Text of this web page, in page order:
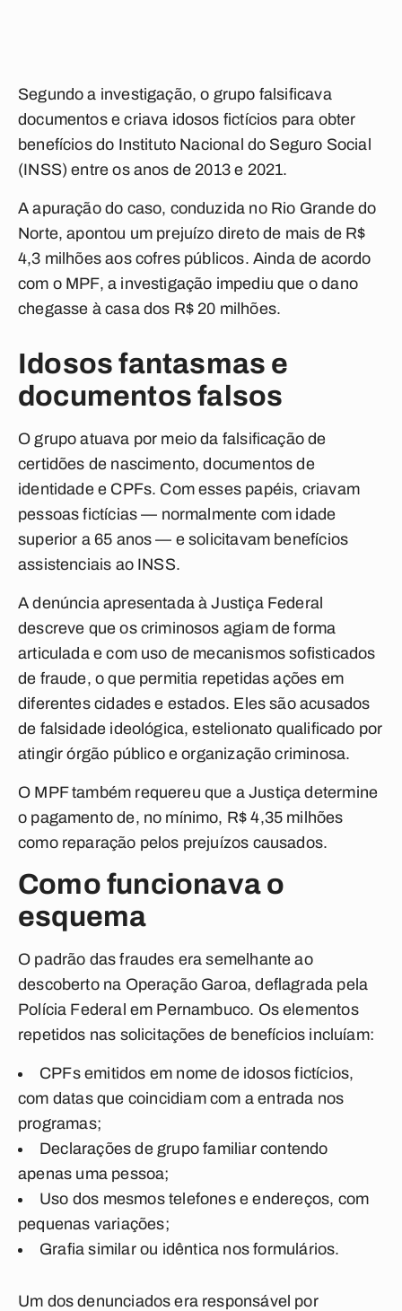
Segundo a investigação, o grupo falsificava
documentos e criava idosos fictícios para obter
benefícios do Instituto Nacional do Seguro Social
(INSS) entre os anos de 2013 e 2021.
A apuração do caso, conduzida no Rio Grande do
Norte, apontou um prejuízo direto de mais de R$
4,3 milhões aos cofres públicos. Ainda de acordo
com o MPF, a investigação impediu que o dano
chegasse à casa dos R$ 20 milhões.
Idosos fantasmas e
documentos falsos
O grupo atuava por meio da falsificação de
certidões de nascimento, documentos de
identidade e CPFs. Com esses papéis, criavam
pessoas fictícias — normalmente com idade
superior a 65 anos — e solicitavam benefícios
assistenciais ao INSS.
A denúncia apresentada à Justiça Federal
descreve que os criminosos agiam de forma
articulada e com uso de mecanismos sofisticados
de fraude, o que permitia repetidas ações em
diferentes cidades e estados. Eles são acusados
de falsidade ideológica, estelionato qualificado por
atingir órgão público e organização criminosa.
O MPF também requereu que a Justiça determine
o pagamento de, no mínimo, R$ 4,35 milhões
como reparação pelos prejuízos causados.
Como funcionava o
esquema
O padrão das fraudes era semelhante ao
descoberto na Operação Garoa, deflagrada pela
Polícia Federal em Pernambuco. Os elementos
repetidos nas solicitações de benefícios incluíam:
CPFs emitidos em nome de idosos fictícios,
com datas que coincidiam com a entrada nos
programas;
Declarações de grupo familiar contendo
apenas uma pessoa;
Uso dos mesmos telefones e endereços, com
pequenas variações;
Grafia similar ou idêntica nos formulários.
Um dos denunciados era responsável por